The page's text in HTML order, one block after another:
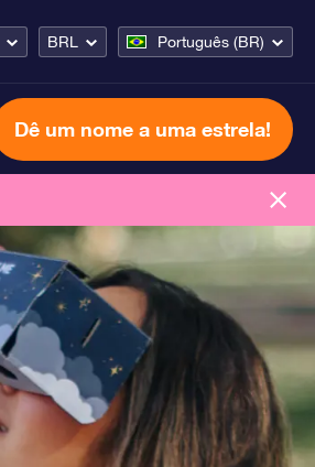
BRL Português (BR)
Dê um nome a uma estrela!